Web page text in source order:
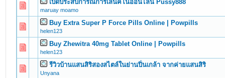
เปิดประสบการณ์การเล่นคีโน่ออนไลน์ Pussy888
maruay moamo
0 Vote(s) - 0 out of 5 in Average
12 345
Buy Extra Super P Force Pills Online | Powpills
helen123
0 Vote(s) - 0 out of 5 in Average
12 3 45
Buy Zhewitra 40mg Tablet Online | Powpills
helen123
0 Vote(s) - 0 out of 5 in Average
1234 5
รีวิวบ้านแสนสิริสองสไตล์ในย่านปิ่นเกล้า จากค่ายแสนสิริ
Unyana
0 Vote(s) - 0 out of 5 in Average
12345